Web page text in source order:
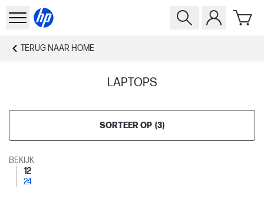
TERUG NAAR HOME
LAPTOPS
SORTEER OP (3)
BEKIJK
12
24